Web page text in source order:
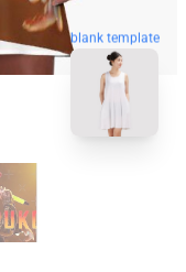
blank template